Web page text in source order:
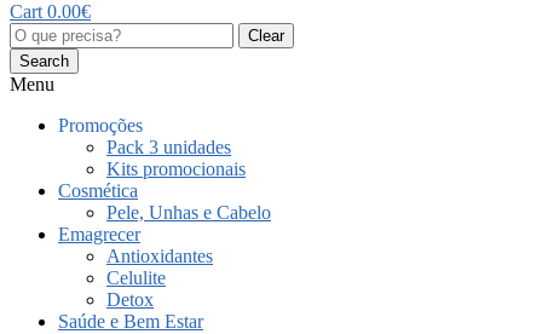
Cart 0.00€
Clear
Search
Menu
Promoções
Pack 3 unidades
Kits promocionais
Cosmética
Pele, Unhas e Cabelo
Emagrecer
Antioxidantes
Celulite
Detox
Saúde e Bem Estar